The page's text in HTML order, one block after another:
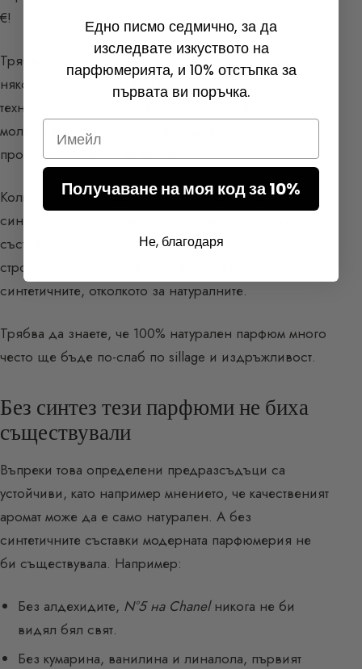
€!
Трябва да знаете и че понякога са необходими
няколко години изследвания с много сложни
техники, за да се открият определени ароматни
молекули, интересни за парфюмеристите и
производими в голям мащаб.
Колкото до законодателството, то касае еднакво
синтетичните и натуралните продукти — всички
съставки, използвани в парфюмерията, подлежат на
строги токсикологични тестове, по-взискателни за
синтетичните, отколкото за натуралните.
Трябва да знаете, че 100% натурален парфюм много
често ще бъде по-слаб по sillage и издръжливост.
Без синтез тези парфюми не биха
съществували
Въпреки това определени предразсъдъци са
устойчиви, като например мнението, че качественият
аромат може да е само натурален. А без
синтетичните съставки модерната парфюмерия не
би съществувала. Например:
Без алдехидите, N°5 на Chanelникога не би
видял бял свят.
Без кумарина, ванилина и линалола, първият
Едно писмо седмично, за да
изследвате изкуството на
парфюмерията, и 10% отстъпка за
първата ви поръчка.
Получаване на моя код за 10%
Не, благодаря